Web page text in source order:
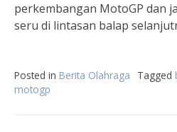
perkembangan MotoGP dan
seru di lintasan balap
Posted in Berita Olahraga Tagged
motogp